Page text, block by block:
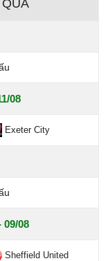
08
Exeter City
09/08
Sheffield United